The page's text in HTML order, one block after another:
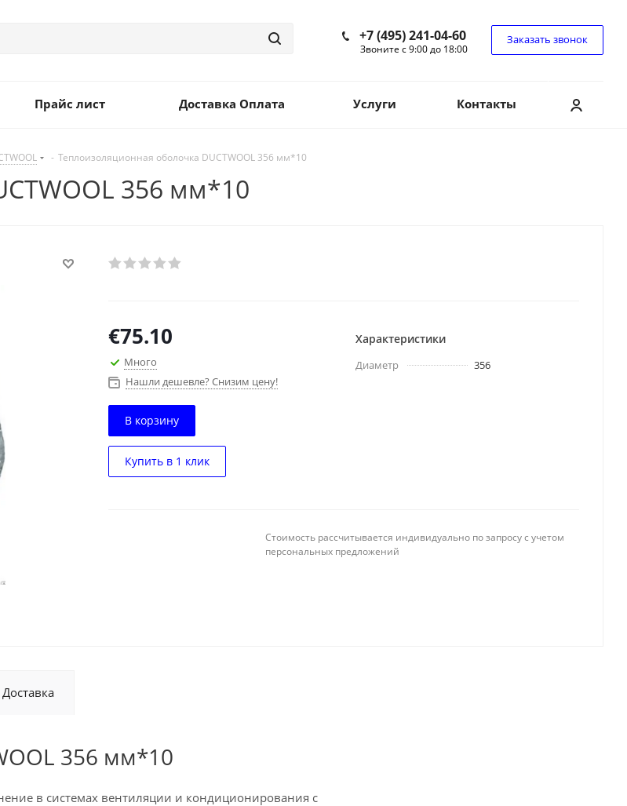
+7 (495) 241-04-60
Звоните с 9:00 до 18:00
Заказать звонок
Прайс лист Доставка Оплата Услуги Контакты
- Теплоизоляционная оболочка DUCTWOOL 356 мм*10
356 мм*10
€75.10
Много
Нашли дешевле? Снизим цену!
В корзину
Купить в 1 клик
Характеристики
Диаметр 356
Стоимость рассчитывается индивидуально по запросу с учетом
персональных предложений
Доставка
356 мм*10
в системах вентиляции и кондиционирования с